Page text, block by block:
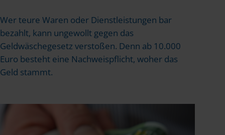
Wer teure Waren oder Dienstleistungen bar
bezahlt, kann ungewollt gegen das
Geldwäschegesetz verstoßen. Denn ab 10.000
Euro besteht eine Nachweispflicht, woher das
Geld stammt.